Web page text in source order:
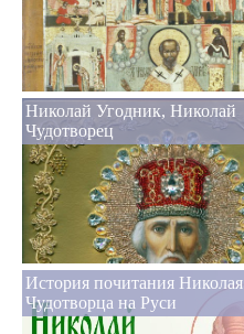
Николай Угодник, Николай
Чудотворец
История почитания Николая
Чудотворца на Руси